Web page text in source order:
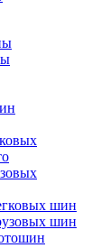
шин
шин